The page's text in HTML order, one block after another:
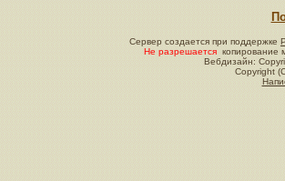
Сервер создается при поддержке
Не разрешается копирование
Вебдизайн:
Copyright